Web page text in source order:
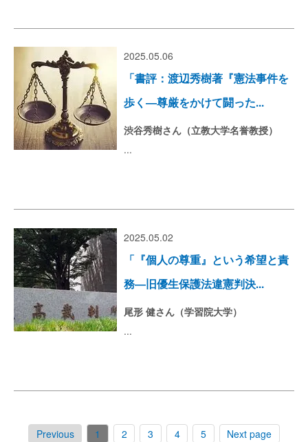
2025.05.06
「書評：渡辺秀樹著『憲法事件を
歩く―尊厳をかけて闘った...
渋谷秀樹さん（立教大学名誉教授）
...
2025.05.02
「『個人の尊重』という希望と責
務―旧優生保護法違憲判決...
尾形 健さん（学習院大学）
...
Previous Next page
1 2 3 4 5